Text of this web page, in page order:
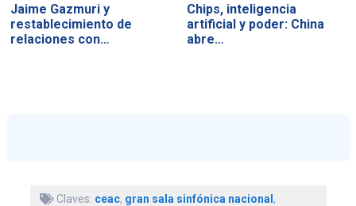
Jaime Gazmuri y
restablecimiento de
relaciones con…
Chips, inteligencia
artificial y poder: China
abre…
Claves: ceac, gran sala sinfónica nacional ,